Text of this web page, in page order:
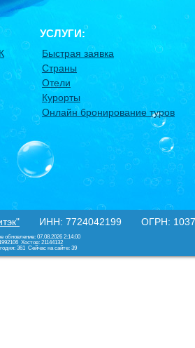
УСЛУГИ:
Быстрая заявка
Страны
Отели
Курорты
Онлайн бронирование туров
ИНН: 7724042199 ОГРН:
обновление: 07.08.2026 2:14:00
Хостов: 21144132
361 Сейчас на сайте: 39